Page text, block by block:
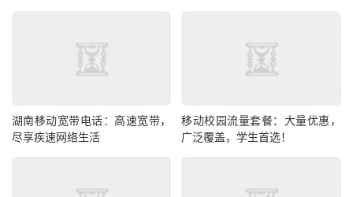
湖南移动宽带电话：高速宽带，
尽享疾速网络生活
移动校园流量套餐：大量优惠，
广泛覆盖，学生首选！